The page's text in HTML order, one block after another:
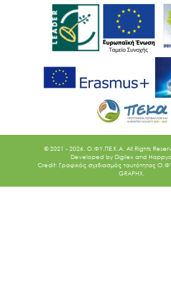
© 2021 - 2026. O.ΦΥ.ΠΕ.Κ.Α. All Rights
Developed by Digilex and
Credit: Γραφικός σχεδιασμός ταυτότητας
GRAPHX.